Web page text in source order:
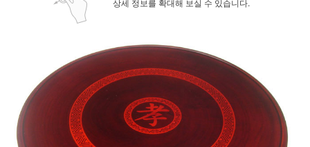
상세 정보를 확대해 보실 수 있습니다.